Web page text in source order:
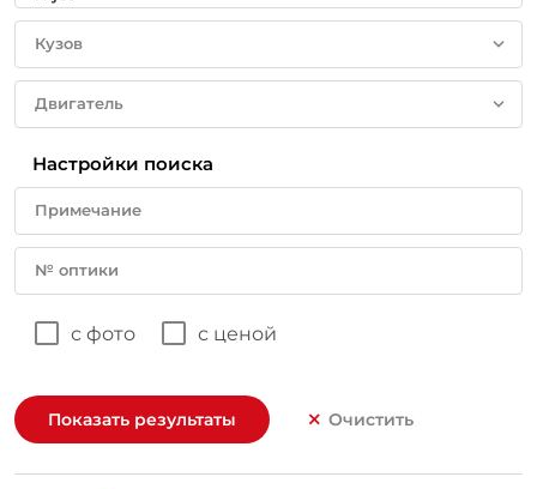
Кузов
Двигатель
Настройки поиска
Примечание
№ оптики
с фото с ценой
Показать результаты Очистить